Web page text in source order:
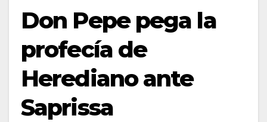
Don Pepe pega la
profecía de
Herediano ante
Saprissa